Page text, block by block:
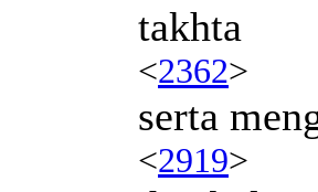
takhta
<2362>
serta
<2919>